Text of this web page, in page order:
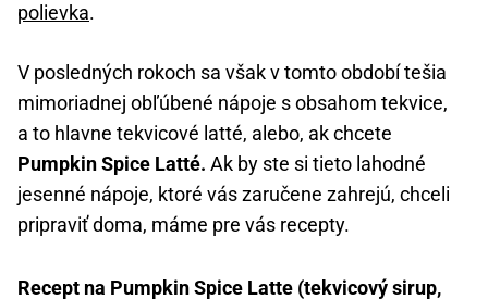
polievka.
V posledných rokoch sa však v tomto období tešia
mimoriadnej obľúbené nápoje s obsahom tekvice,
a to hlavne tekvicové latté, alebo, ak chcete
Pumpkin Spice Latté. Ak by ste si tieto lahodné
jesenné nápoje, ktoré vás zaručene zahrejú, chceli
pripraviť doma, máme pre vás recepty.
Recept na Pumpkin Spice Latte (tekvicový sirup,